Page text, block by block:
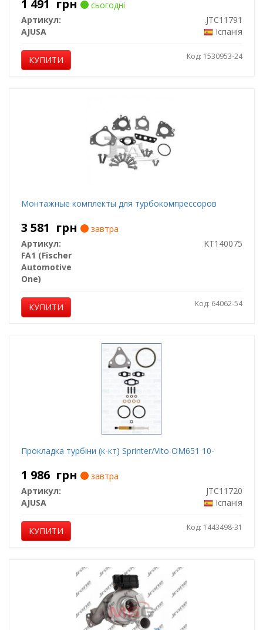
1 491 грн
сьогодні
Артикул:
.JTC11791
AJUSA
Іспанія
КУПИТИ Код: 1530953-24
Монтажные комплекты для турбокомпрессоров
3 581 грн
завтра
Артикул:
KT140075
FA1 (Fischer
Automotive
One)
КУПИТИ Код: 64062-54
Прокладка турбіни (к-кт) Sprinter/Vito OM651 10-
1 986 грн
завтра
Артикул:
JTC11720
AJUSA
Іспанія
КУПИТИ Код: 1443498-31